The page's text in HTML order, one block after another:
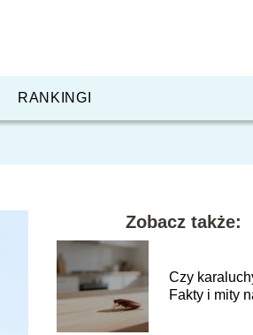
RANKINGI
Zobacz także:
Czy
Fakty i mity